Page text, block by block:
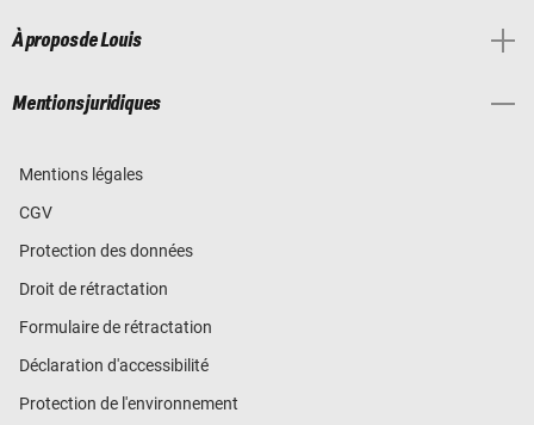
À propos de Louis
Mentions juridiques
Mentions légales
CGV
Protection des données
Droit de rétractation
Formulaire de rétractation
Déclaration d'accessibilité
Protection de l'environnement